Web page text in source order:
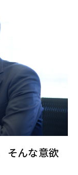
そんな意欲